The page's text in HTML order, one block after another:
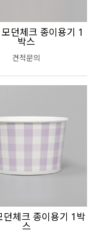
던체크 종이용기 1
박스
견적문의
체크 종이용기 1박
스